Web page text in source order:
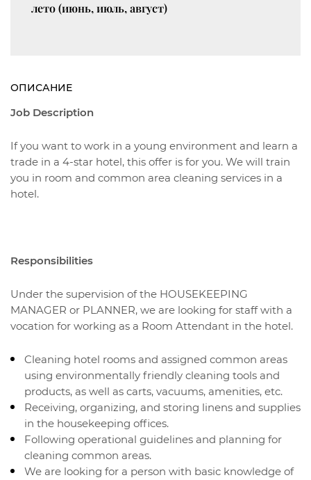
лето (июнь, июль, август)
ОПИСАНИЕ
Job Description
If you want to work in a young environment and learn a
trade in a 4-star hotel, this offer is for you. We will train
you in room and common area cleaning services in a
hotel.
Responsibilities
Under the supervision of the HOUSEKEEPING
MANAGER or PLANNER, we are looking for staff with a
vocation for working as a Room Attendant in the hotel.
Cleaning hotel rooms and assigned common areas
using environmentally friendly cleaning tools and
products, as well as carts, vacuums, amenities, etc.
Receiving, organizing, and storing linens and supplies
in the housekeeping offices.
Following operational guidelines and planning for
cleaning common areas.
We are looking for a person with basic knowledge of